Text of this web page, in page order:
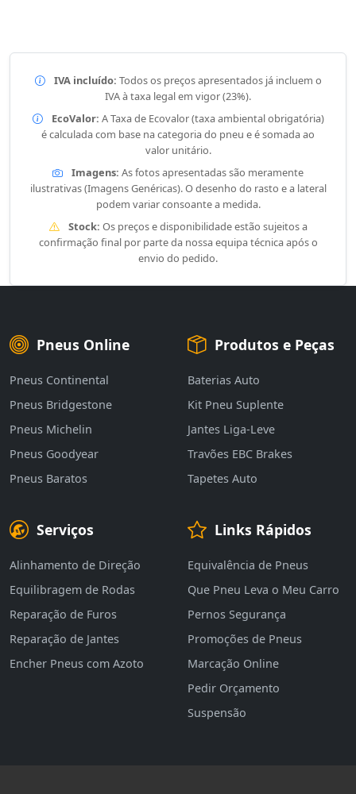
IVA incluído: Todos os preços apresentados já incluem o
IVA à taxa legal em vigor (23%).
EcoValor: A Taxa de Ecovalor (taxa ambiental obrigatória)
é calculada com base na categoria do pneu e é somada ao
valor unitário.
Imagens: As fotos apresentadas são meramente
ilustrativas (Imagens Genéricas). O desenho do rasto e a lateral
podem variar consoante a medida.
Stock: Os preços e disponibilidade estão sujeitos a
confirmação final por parte da nossa equipa técnica após o
envio do pedido.
Pneus Online
Pneus Continental
Pneus Bridgestone
Pneus Michelin
Pneus Goodyear
Pneus Baratos
Produtos e Peças
Baterias Auto
Kit Pneu Suplente
Jantes Liga-Leve
Travões EBC Brakes
Tapetes Auto
Serviços
Alinhamento de Direção
Equilibragem de Rodas
Reparação de Furos
Reparação de Jantes
Encher Pneus com Azoto
Links Rápidos
Equivalência de Pneus
Que Pneu Leva o Meu Carro
Pernos Segurança
Promoções de Pneus
Marcação Online
Pedir Orçamento
Suspensão